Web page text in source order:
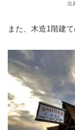
出
また、木造1階建